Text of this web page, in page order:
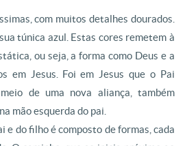
com muitos detalhes dourados.
túnica azul. Estas cores remetem à
ou seja, a forma como Deus e a
em Jesus. Foi em Jesus que o Pai
de uma nova aliança, também
mão esquerda do pai.
e do filho é composto de formas, cada